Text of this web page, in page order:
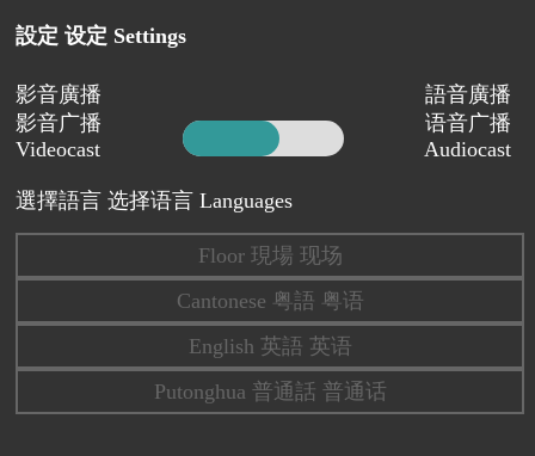
設定 设定 Settings
影音廣播
影音广播
Videocast
語音廣播
语音广播
Audiocast
選擇語言 选择语言 Languages
Floor 現場 现场
Cantonese 粤語 粤语
English 英語 英语
Putonghua 普通話 普通话